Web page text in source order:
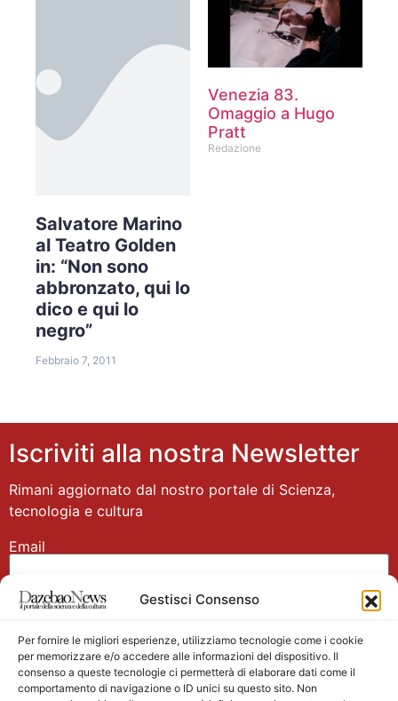
Gestisci Consenso
Per fornire le migliori esperienze, utilizziamo tecnologie come i cookie
per memorizzare e/o accedere alle informazioni del dispositivo. Il
consenso a queste tecnologie ci permetterà di elaborare dati come il
comportamento di navigazione o ID unici su questo sito. Non
Salvatore Marino
al Teatro Golden
in: “Non sono
abbronzato, qui lo
dico e qui lo
negro”
Febbraio 7, 2011
Venezia 83.
Omaggio a Hugo
Pratt
Redazione
Iscriviti alla nostra Newsletter
Rimani aggiornato dal nostro portale di Scienza,
tecnologia e cultura
Email
Nome